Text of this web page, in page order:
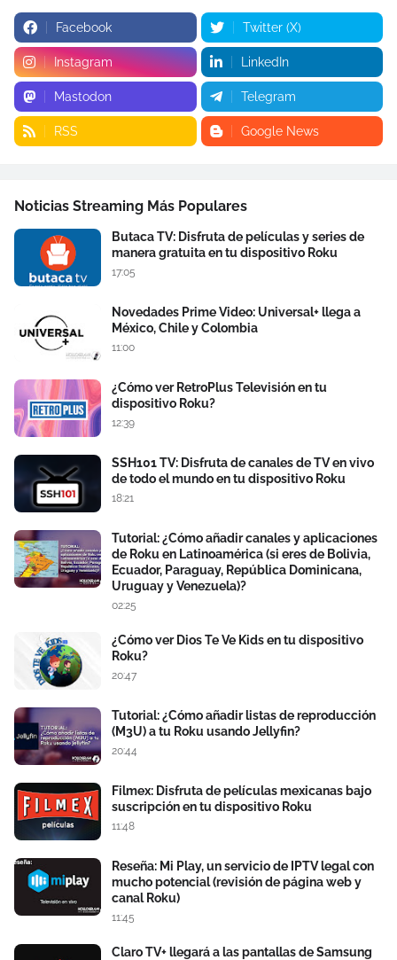
Facebook Twitter (X)
Instagram LinkedIn
Mastodon Telegram
RSS Google News
Noticias Streaming Más Populares
Butaca TV: Disfruta de películas y series de
manera gratuita en tu dispositivo Roku
17:05
Novedades Prime Video: Universal+ llega a
México, Chile y Colombia
11:00
¿Cómo ver RetroPlus Televisión en tu
dispositivo Roku?
12:39
SSH101 TV: Disfruta de canales de TV en vivo
de todo el mundo en tu dispositivo Roku
18:21
Tutorial: ¿Cómo añadir canales y aplicaciones
de Roku en Latinoamérica (si eres de Bolivia,
Ecuador, Paraguay, República Dominicana,
Uruguay y Venezuela)?
02:25
¿Cómo ver Dios Te Ve Kids en tu dispositivo
Roku?
20:47
Tutorial: ¿Cómo añadir listas de reproducción
(M3U) a tu Roku usando Jellyfin?
20:44
Filmex: Disfruta de películas mexicanas bajo
suscripción en tu dispositivo Roku
11:48
Reseña: Mi Play, un servicio de IPTV legal con
mucho potencial (revisión de página web y
canal Roku)
11:45
Claro TV+ llegará a las pantallas de Samsung